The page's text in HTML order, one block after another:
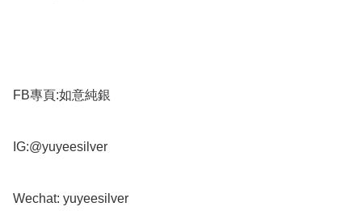
FB專頁:如意純銀
IG:@yuyeesilver
Wechat: yuyeesilver